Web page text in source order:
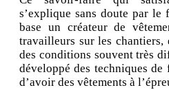
s’explique sans doute par
base un créateur de
travailleurs sur les chantiers,
des conditions souvent très
développé des techniques
d’avoir des vêtements à